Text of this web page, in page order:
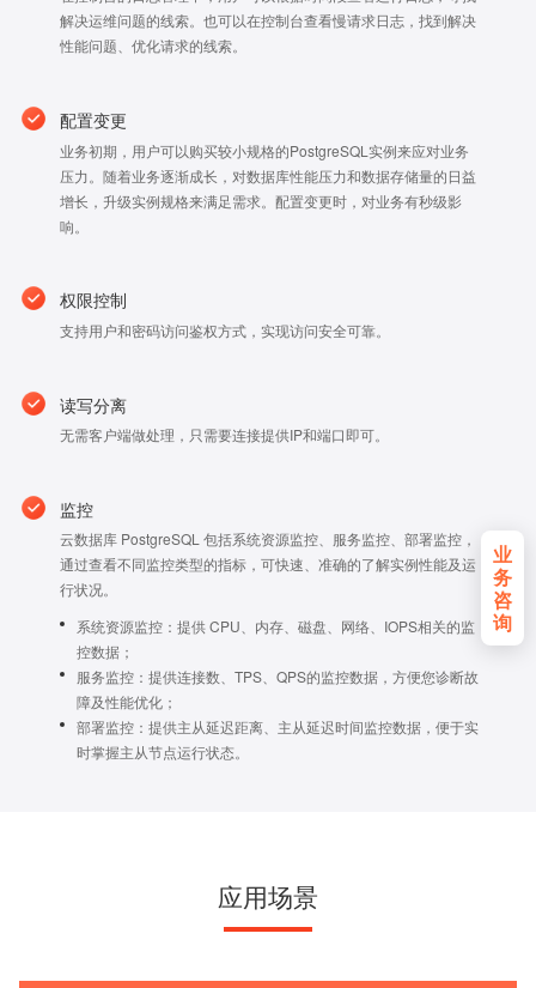
业
务
咨
询
解决运维问题的线索。也可以在控制台查看慢请求日志，找到解决
性能问题、优化请求的线索。
配置变更
业务初期，用户可以购买较小规格的PostgreSQL实例来应对业务
压力。随着业务逐渐成长，对数据库性能压力和数据存储量的日益
增长，升级实例规格来满足需求。配置变更时，对业务有秒级影
响。
权限控制
支持用户和密码访问鉴权方式，实现访问安全可靠。
读写分离
无需客户端做处理，只需要连接提供IP和端口即可。
监控
云数据库 PostgreSQL 包括系统资源监控、服务监控、部署监控，
通过查看不同监控类型的指标，可快速、准确的了解实例性能及运
行状况。
系统资源监控：提供 CPU、内存、磁盘、网络、IOPS相关的监
控数据；
服务监控：提供连接数、TPS、QPS的监控数据，方便您诊断故
障及性能优化；
部署监控：提供主从延迟距离、主从延迟时间监控数据，便于实
时掌握主从节点运行状态。
应用场景